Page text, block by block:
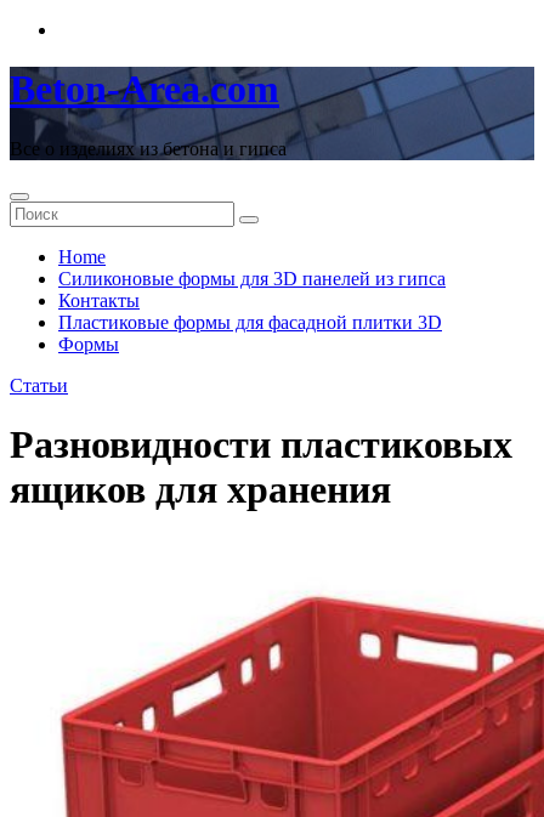
Перейти
содержимому
Beton-Area.com
Все о изделиях из бетона и гипса
Home
Cиликоновые формы для 3D панелей из гипса
Контакты
Пластиковые формы для фасадной плитки 3D
Формы
Статьи
Разновидности пластиковых
ящиков для хранения